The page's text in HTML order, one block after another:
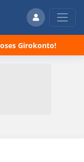
Girokonto!